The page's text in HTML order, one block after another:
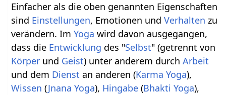
Einfacher als die oben genannten Eigenschaften
sind Einstellungen, Emotionen undVerhalten zu
verändern. ImYoga wird davon ausgegangen,
dass die Entwicklung des "Selbst" (getrennt von
Körper und Geist) unter anderem durchArbeit
und dem Dienst an anderen (Karma Yoga),
Wissen (Jnana Yoga), Hingabe (Bhakti Yoga),